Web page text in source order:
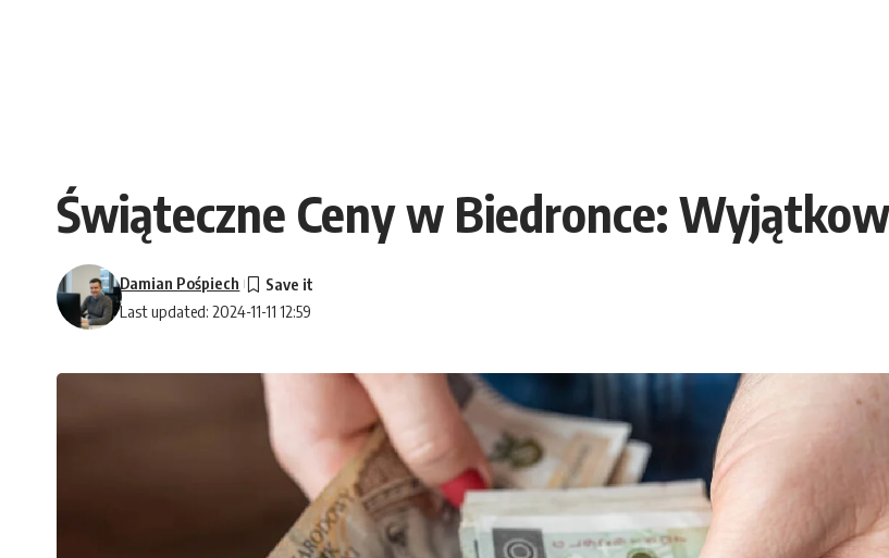
Świąteczne Ceny w Biedronce:
Last updated: 2024-11-11 12:59
Damian Pośpiech